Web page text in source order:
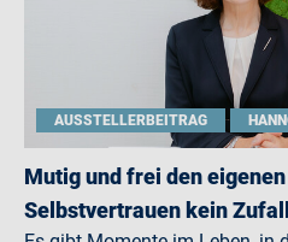
AUSSTELLERBEITRAG
Mutig und frei den
Selbstvertrauen kein